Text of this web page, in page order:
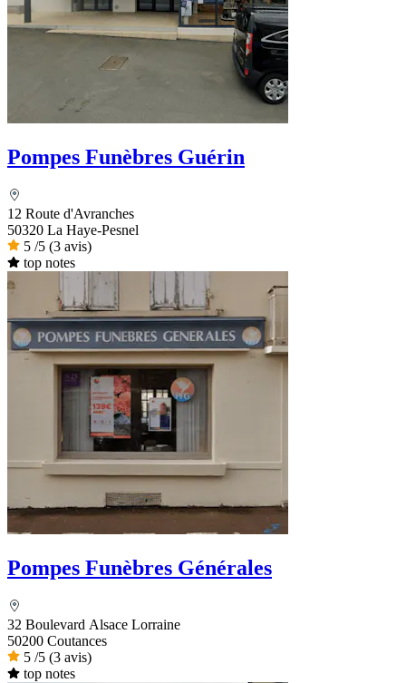
Pompes Funèbres Guérin
12 Route d'Avranches
50320 La Haye-Pesnel
5 /5 (3 avis)
top notes
Pompes Funèbres Générales
32 Boulevard Alsace Lorraine
50200 Coutances
5 /5 (3 avis)
top notes